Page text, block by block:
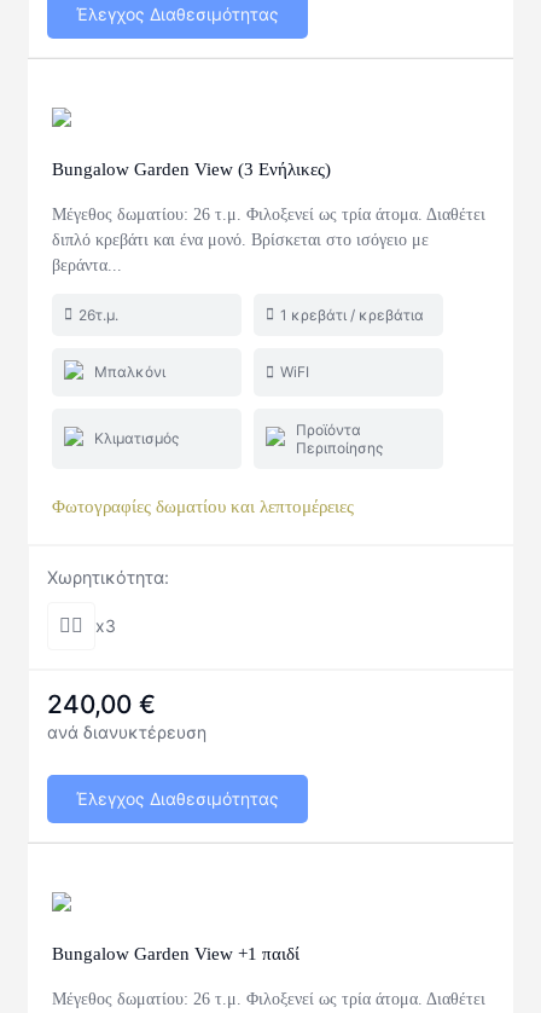
Έλεγχος Διαθεσιμότητας
Bungalow Garden View (3 Ενήλικες)
Μέγεθος δωματίου: 26 τ.μ. Φιλοξενεί ως τρία άτομα. Διαθέτει
διπλό κρεβάτι και ένα μονό. Βρίσκεται στο ισόγειο με
βεράντα...
26τ.μ. 1 κρεβάτι / κρεβάτια
Μπαλκόνι WiFI
Κλιματισμός
Προϊόντα
Περιποίησης
Φωτογραφίες δωματίου και λεπτομέρειες
Χωρητικότητα:
x3
240,00 €
ανά διανυκτέρευση
Έλεγχος Διαθεσιμότητας
Bungalow Garden View +1 παιδί
Μέγεθος δωματίου: 26 τ.μ. Φιλοξενεί ως τρία άτομα. Διαθέτει